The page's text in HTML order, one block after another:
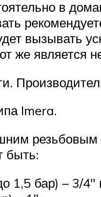
в
вызывать
же является
Imera.
быть:
1,5 бар) – 3/4″